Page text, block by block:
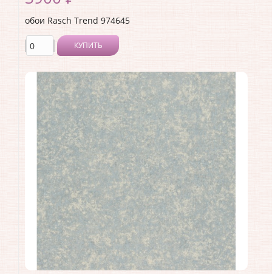
обои Rasch Trend 974645
КУПИТЬ
Производитель:Rasch
Коллекция:Trend
Длина рулона:10.05 .
Ширина рулона: 1.06 .
Материал покрытия:Виниловое
Страна: Германия
Материал основы:Флизелин
Раппорт:<>